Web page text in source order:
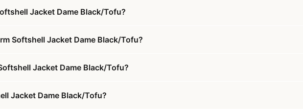
Jacket Dame Black/Tofu?
Softshell Jacket Dame Black/Tofu?
Jacket Dame Black/Tofu?
Jacket Dame Black/Tofu?